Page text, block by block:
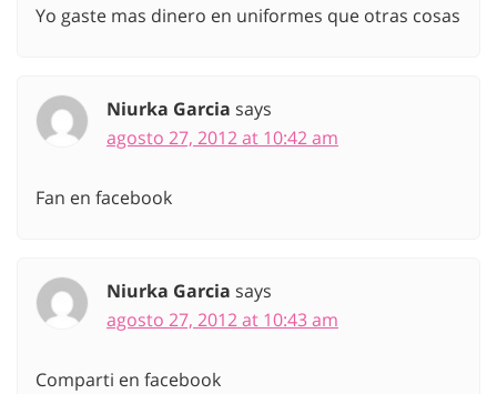
Yo gaste mas dinero en uniformes que otras cosas
Niurka Garcia says
agosto 27, 2012 at 10:42 am
Fan en facebook
Niurka Garcia says
agosto 27, 2012 at 10:43 am
Comparti en facebook